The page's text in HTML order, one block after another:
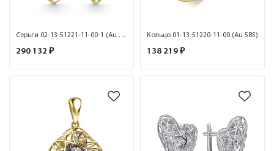
Серьги 02-13-51221-11-00-1 (Au 585)
290 132 ₽
Кольцо 01-13-51220-11-00 (Au 585)
138 219 ₽